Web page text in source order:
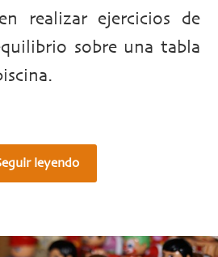
realizar ejercicios de
sobre una tabla
leyendo